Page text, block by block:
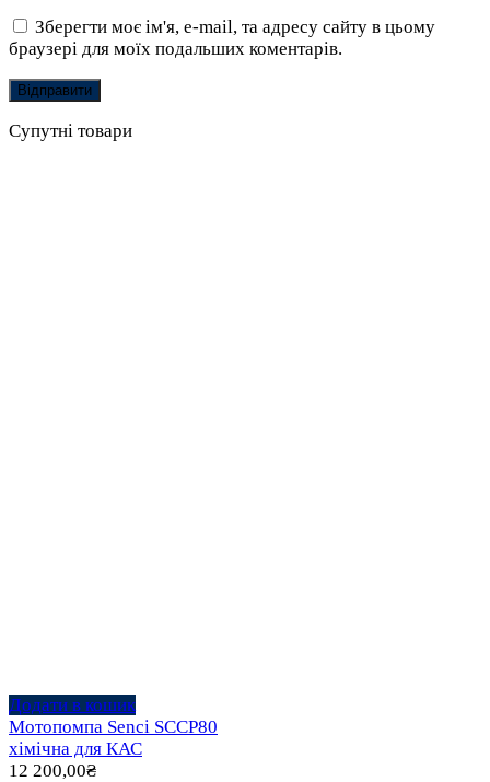
Зберегти моє ім'я, e-mail, та адресу сайту в цьому
браузері для моїх подальших коментарів.
Супутні товари
Додати в кошик
Мотопомпа Senci SCCP80
хімічна для КАС
12 200,00₴